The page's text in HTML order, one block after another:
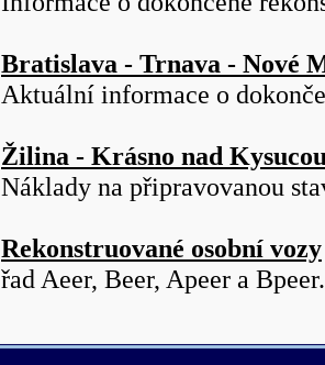
Bratislava - Trnava - Nové
Aktuální informace o
Žilina - Krásno nad
Náklady na připravovanou
Rekonstruované osobní vozy
řad Aeer, Beer, Apeer a Bpeer.